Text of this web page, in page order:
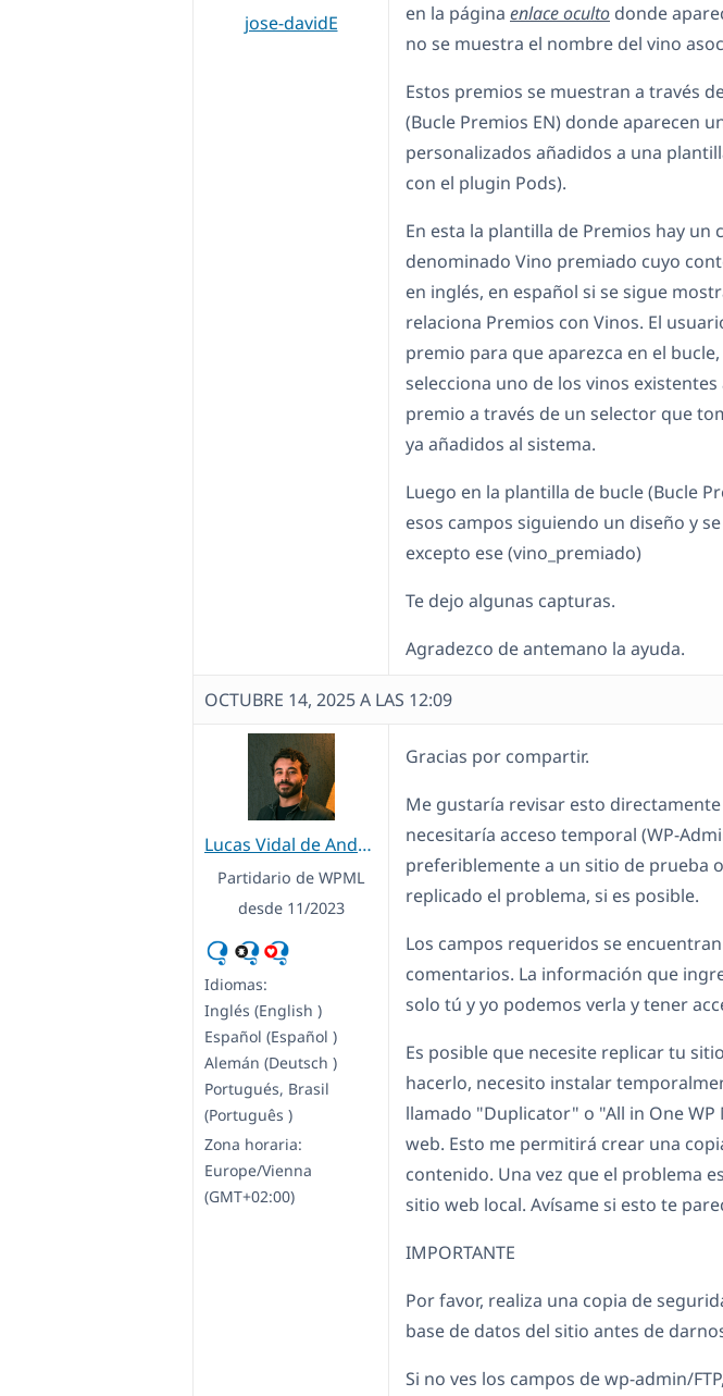
jose-davidE
en la página enlace oculto donde
no se muestra el nombre del vino
Estos premios se muestran a través
(Bucle Premios EN) donde aparecen
personalizados añadidos a una
con el plugin Pods).
En esta la plantilla de Premios hay un
denominado Vino premiado cuyo
en inglés, en español si se sigue
relaciona Premios con Vinos. El
premio para que aparezca en el
selecciona uno de los vinos
premio a través de un selector que
ya añadidos al sistema.
Luego en la plantilla de bucle (Bucle
esos campos siguiendo un diseño y
excepto ese (vino_premiado)
Te dejo algunas capturas.
Agradezco de antemano la ayuda.
OCTUBRE 14, 2025 A LAS 12:09
Lucas Vidal de Andrade
Partidario de WPML
desde 11/2023
Idiomas:
Inglés (English )
Español (Español )
Alemán (Deutsch )
Portugués, Brasil
(Português )
Zona horaria:
Europe/Vienna
(GMT+02:00)
Gracias por compartir.
Me gustaría revisar esto
necesitaría acceso temporal (WP-
preferiblemente a un sitio de prueba
replicado el problema, si es posible.
Los campos requeridos se
comentarios. La información que
solo tú y yo podemos verla y tener
Es posible que necesite replicar tu
hacerlo, necesito instalar
llamado "Duplicator" o "All in One
web. Esto me permitirá crear una
contenido. Una vez que el problema
sitio web local. Avísame si esto te
IMPORTANTE
Por favor, realiza una copia de
base de datos del sitio antes de
Si no ves los campos de wp-admin/